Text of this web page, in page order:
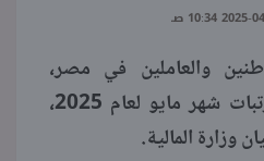
قهوة
الطلبة
والعاملين في مصر،
بمعرفة موعد صرف مرتبات شهر مايو لعام 2025،
وزارة المالية.